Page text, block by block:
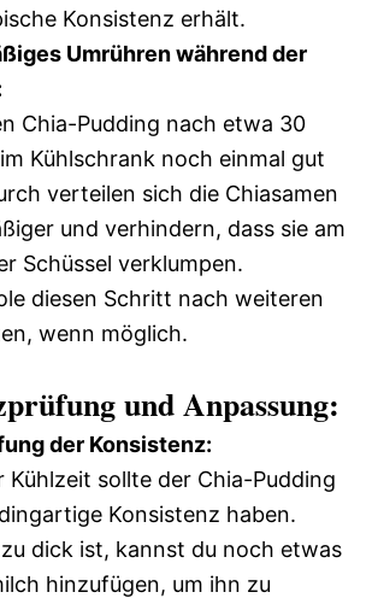
Konsistenz erhält.
Umrühren während der
Chia-Pudding nach etwa 30
Kühlschrank noch einmal gut
verteilen sich die Chiasamen
und verhindern, dass sie am
Schüssel verklumpen.
diesen Schritt nach weiteren
wenn möglich.
und Anpassung:
der Konsistenz:
Kühlzeit sollte der Chia-Pudding
Konsistenz haben.
dick ist, kannst du noch etwas
hinzufügen, um ihn zu